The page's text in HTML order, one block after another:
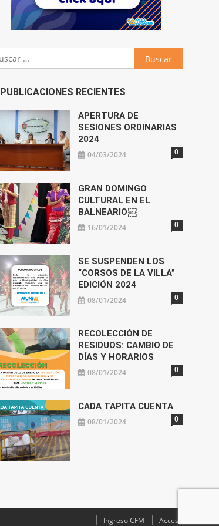
Buscar:
PUBLICACIONES RECIENTES
APERTURA DE
SESIONES ORDINARIAS
2024
04/03/2024 0
GRAN DOMINGO
CULTURAL EN EL
BALNEARIO￼
16/01/2024 0
SE SUSPENDEN LOS
“CORSOS DE LA VILLA”
EDICIÓN 2024
08/01/2024 0
RECOLECCIÓN DE
RESIDUOS: CAMBIO DE
DÍAS Y HORARIOS
08/01/2024 0
CADA TAPITA CUENTA
08/01/2024 0
Ingreso CFM Acceso